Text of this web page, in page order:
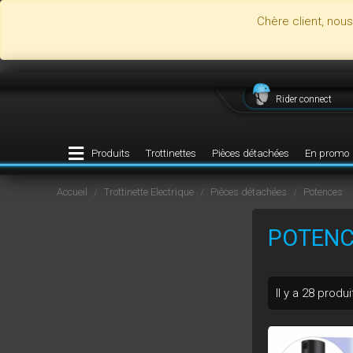
Chère client,
Rider connect
Produits Trottinettes Pièces détachées En promo
Accueil Trottinette Electrique Pièces détachées Potences
Il y a 28